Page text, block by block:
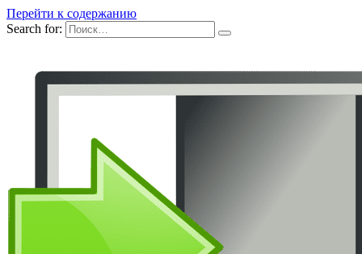
Перейти к содержанию
Search for: